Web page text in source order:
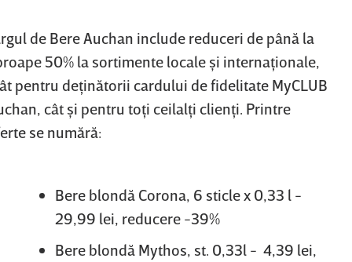
de Bere Auchan include reduceri de până la
50% la sortimente locale şi internaţionale,
pentru deţinătorii cardului de fidelitate MyCLUB
cât şi pentru toţi ceilalţi clienţi. Printre
se numără:
Bere blondă Corona, 6 sticle x 0,33 l -
29,99 lei, reducere -39%
Bere blondă Mythos, st. 0,33l - 4,39 lei,